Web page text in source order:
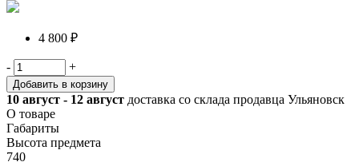
4 800 ₽
- +
Добавить в корзину
10 август - 12 август доставка со склада продавца Ульяновск
О товаре
Габариты
Высота предмета
740